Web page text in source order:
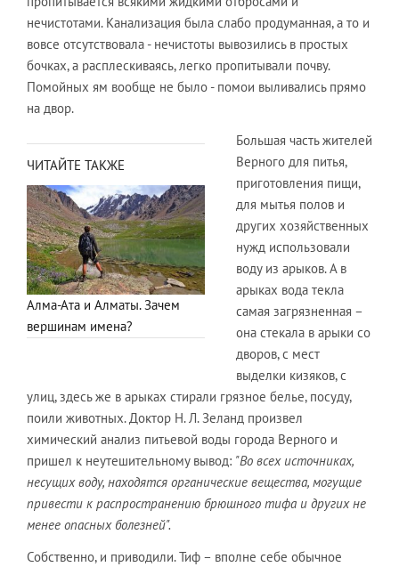
нечистотами. Канализация была слабо продуманная, а то и
вовсе отсутствовала - нечистоты вывозились в простых
бочках, а расплескиваясь, легко пропитывали почву.
Помойных ям вообще не было - помои выливались прямо
на двор.
ЧИТАЙТЕ ТАКЖЕ
Алма-Ата и Алматы. Зачем
вершинам имена?
Большая часть жителей
Верного для питья,
приготовления пищи,
для мытья полов и
других хозяйственных
нужд использовали
воду из арыков. А в
арыках вода текла
самая загрязненная –
она стекала в арыки со
дворов, с мест
выделки кизяков, с
улиц, здесь же в арыках стирали грязное белье, посуду,
поили животных. Доктор Н. Л. Зеланд произвел
химический анализ питьевой воды города Верного и
пришел к неутешительному вывод: "Во всех источниках,
несущих воду, находятся органические вещества, могущие
привести к распространению брюшного тифа и других не
менее опасных болезней".
Собственно, и приводили. Тиф – вполне себе обычное